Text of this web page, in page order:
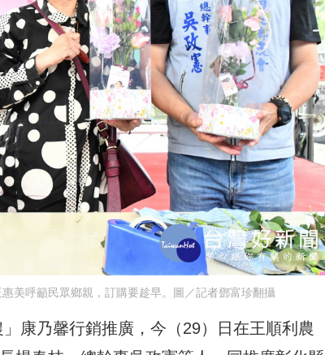
美呼籲民眾鄉親，訂購要趁早。圖／記者鄧富珍翻攝
康乃馨行銷推廣，今（29）日在王順利農